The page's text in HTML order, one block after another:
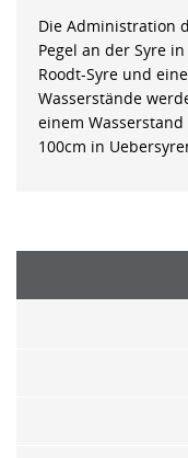
Die Administration
Pegel an der Syre
Roodt-Syre und
Wasserstände
einem
100cm in